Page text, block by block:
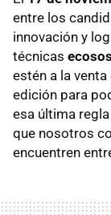
entre los
innovación y
técnicas
estén a la
edición para
esa última
que nosotros
encuentren